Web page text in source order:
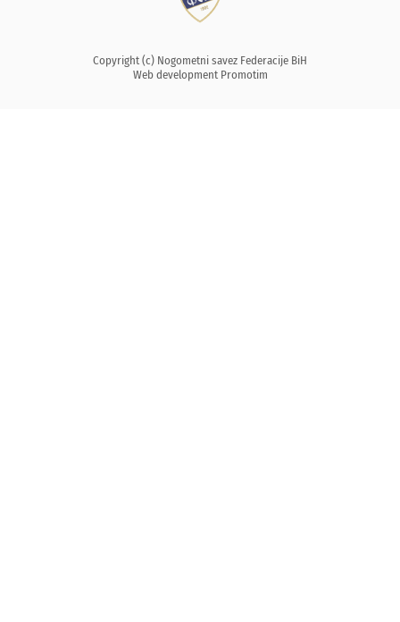
Copyright (c) Nogometni savez Federacije BiH
Web development Promotim